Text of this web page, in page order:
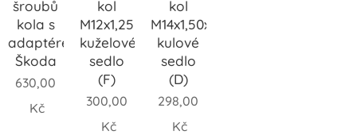
šroubů
kola s
adaptérem
Škoda
630,00
Kč
kol
M12x1,25
kuželové
sedlo
(F)
300,00
Kč
kol
M14x1,50x26mm
kulové
sedlo
(D)
298,00
Kč